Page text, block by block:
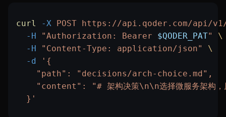
curl -X POST https://api.qoder.com/api/v1/
  -H
"Authorization: Bearer $QODER_PAT"
\
  -H
"Content-Type: application/json"
\
  -d
'{
    "path": "decisions/arch-choice.md",
"content": "# 架构决策\n\n选择微服务架构，
  }'